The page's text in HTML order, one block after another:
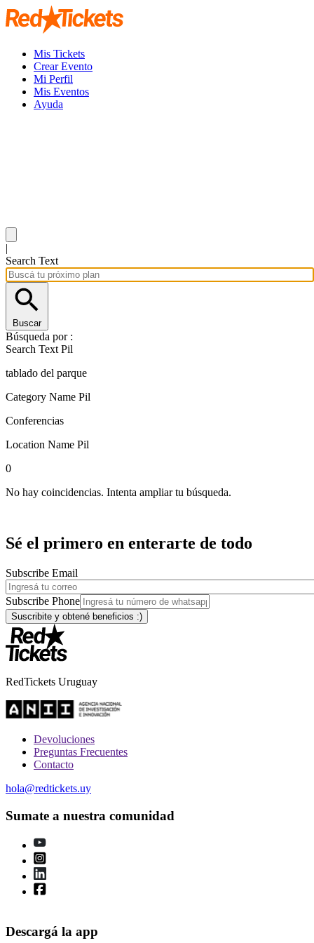
Mis Tickets
Crear Evento
Mi Perfil
Mis Eventos
Ayuda
|
Search Text
Buscar
Búsqueda por :
Search Text Pil
tablado del parque
Category Name Pil
Conferencias
Location Name Pil
0
No hay coincidencias. Intenta ampliar tu búsqueda.
Sé el primero en enterarte de todo
Subscribe Email
Subscribe Phone
RedTickets Uruguay
Devoluciones
Preguntas Frecuentes
Contacto
hola@redtickets.uy
Sumate a nuestra comunidad
Descargá la app